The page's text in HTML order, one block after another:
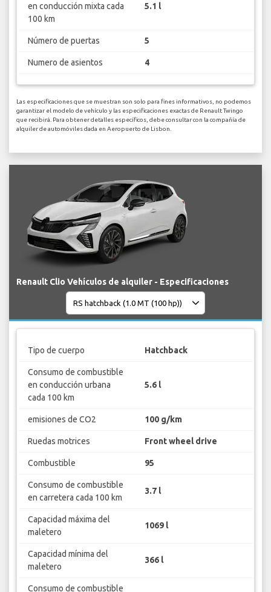
en conducción mixta cada
100 km
5.1 l
Número de puertas 5
Numero de asientos 4
Las especificaciones que se muestran son solo para fines informativos, no podemos
garantizar el modelo de vehículo y las especificaciones exactas de Renault Twingo
que recibirá. Para obtener detalles específicos, debe consultar con la compañía de
alquiler de automóviles dada en Aeropuerto de Lisbon.
Renault Clio Vehículos de alquiler - Especificaciones
Tipo de cuerpo Hatchback
Consumo de combustible
en conducción urbana
cada 100 km
5.6 l
emisiones de CO2 100 g/km
Ruedas motrices Front wheel drive
Combustible 95
Consumo de combustible
en carretera cada 100 km
3.7 l
Capacidad máxima del
maletero
1069 l
Capacidad mínima del
maletero
366 l
Consumo de combustible